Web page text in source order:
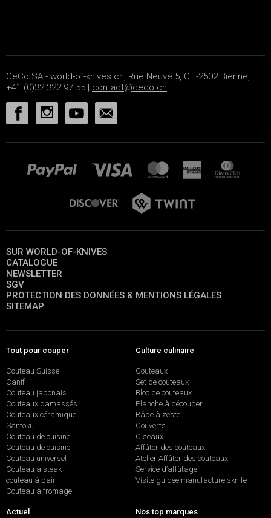
CeCo SA - world-of-knives.ch, Rue Neuve 5, CH-2502 Bienne,
+41 (0)32 322 97 55 | contact@ceco.ch
SUR WORLD-OF-KNIVES
CATALOGUE
NEWSLETTER
SGV
PROTECTION DES DONNÉES & MENTIONS LÉGALES
SITEMAP
Tout pour couper
Couteau Suisse
Canif
Couteau japonais
Couteaux damassés
Couteaux céramique
Santoku
Couteau de cuisine
Couteau de cuisine
Couteau universel
Couteau à steak
couteau à pain
Couteau à fromage
Culture culinaire
Couteaux
Set de couteaux
Bloc de couteaux
Planche à découper
Râpe à zeste
Couverts
Ciseaux
Affûter des couteaux
Atelier Affûter des couteaux
Service d’affûtage
Visite guidée manufacture sknife
Actuel Nos top marques